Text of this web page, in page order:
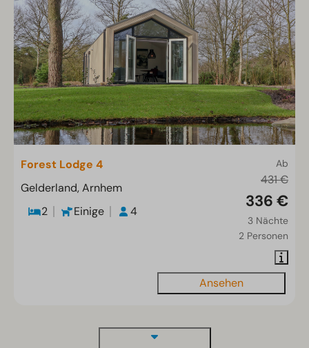
Ab
431 €
336 €
3 Nächte
2 Personen
Forest Lodge 4
Gelderland, Arnhem
2
Einige 4
Ansehen